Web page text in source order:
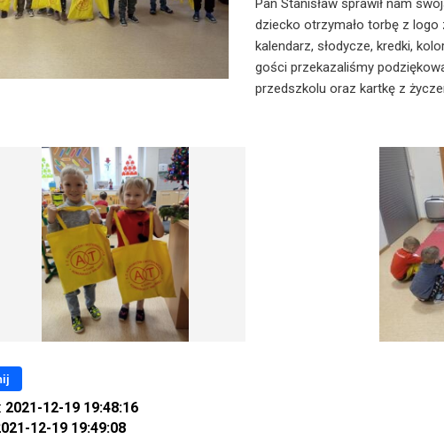
Pan Stanisław sprawił nam
dziecko otrzymało torbę z logo
kalendarz, słodycze, kredki,
gości przekazaliśmy
przedszkolu oraz kartkę z
2021-12-19 19:48:16
12-19 19:49:08